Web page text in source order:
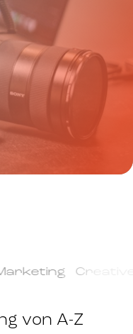
von A-Z